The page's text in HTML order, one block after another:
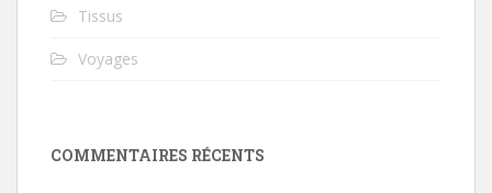
Tissus
Voyages
COMMENTAIRES RÉCENTS